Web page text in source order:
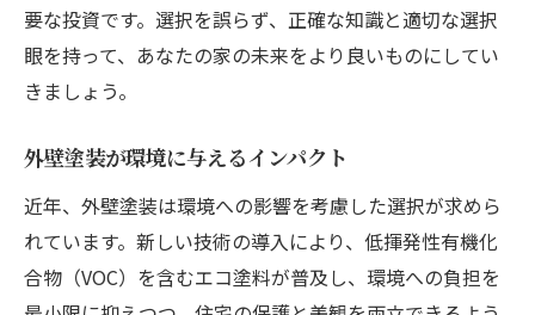
要な投資です。選択を誤らず、正確な知識と適切な選択
眼を持って、あなたの家の未来をより良いものにしてい
きましょう。
外壁塗装が環境に与えるインパクト
近年、外壁塗装は環境への影響を考慮した選択が求めら
れています。新しい技術の導入により、低揮発性有機化
合物（VOC）を含むエコ塗料が普及し、環境への負担を